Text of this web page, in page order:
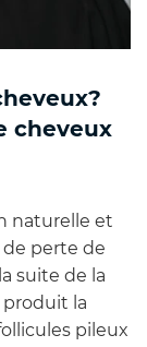
cheveux
naturelle et
perte de
suite de la
produit la
pileux